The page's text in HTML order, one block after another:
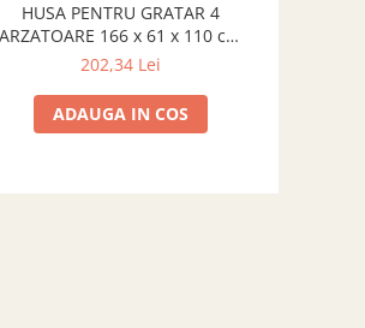
HUSA PENTRU GRATAR 4
ARZATOARE 166 x 61 x 110 cm
CADAC 98362
202,34 Lei
ADAUGA IN COS